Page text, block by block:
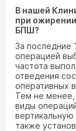
В нашей
при
БПШ?
За последние
операцией
частота
отведения
оперативных
Тем не
виды
вертикальную
также